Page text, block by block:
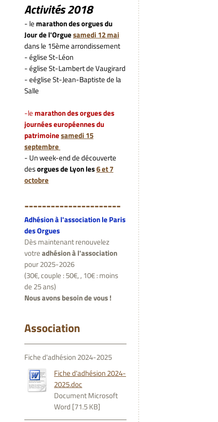
Activités 2018
- le marathon des orgues du
Jour de l'Orguesamedi 12 mai
dans le 15ème arrondissement
- église St-Léon
- église St-Lambert de Vaugirard
- eéglise St-Jean-Baptiste de la
Salle
-le marathon des orgues des
journées européennes du
patrimoinesamedi 15
septembre
- Un week-end de découverte
desorgues de Lyon les6 et 7
octobre
----------------------
Adhésion à l'association le Paris
des Orgues
Dès maintenant renouvelez
votreadhésion à l'association
pour 2025-2026
(30€, couple : 50€, , 10€ : moins
de 25 ans)
Nous avons besoin de vous !
Association
Fiche d'adhésion 2024-2025
Fiche d'adhésion 2024-
2025.doc
Document Microsoft
Word [71.5 KB]